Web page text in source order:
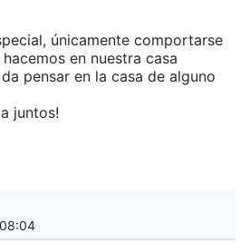
únicamente comportarse
en nuestra casa
pensar en la casa de alguno
juntos!